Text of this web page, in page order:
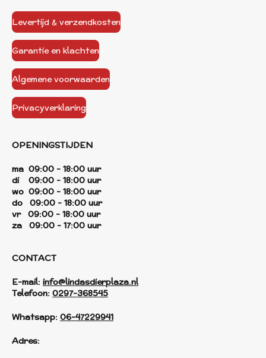
Levertijd & verzendkosten
Garantie en klachten
Algemene voorwaarden
Privacyverklaring
OPENINGSTIJDEN
ma 09:00 - 18:00 uur
di 09:00 - 18:00 uur
wo 09:00 - 18:00 uur
do 09:00 - 18:00 uur
vr 09:00 - 18:00 uur
za 09:00 - 17:00 uur
CONTACT
E-mail: info@lindasdierplaza.nl
Telefoon: 0297-368545
Whatsapp: 06-47229941
Adres: